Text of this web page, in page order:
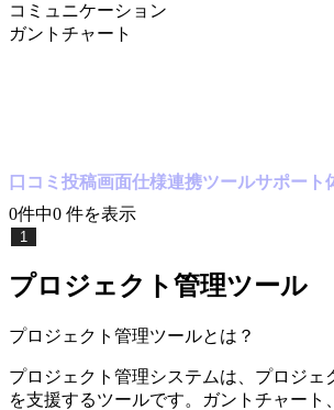
コミュニケーション
ガントチャート
口コミ 投稿画面仕様連携ツールサポート
0件中0 件を表示
1
プロジェクト管理ツール
プロジェクト管理ツールとは？
プロジェクト管理システムは、プロジ
を支援するツールです。ガントチャー